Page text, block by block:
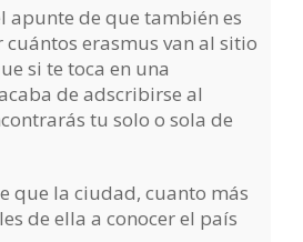
apunte de que también es
erasmus van al sitio
si te toca en una
de adscribirse al
tu solo o sola de
que la ciudad, cuanto más
de ella a conocer el país